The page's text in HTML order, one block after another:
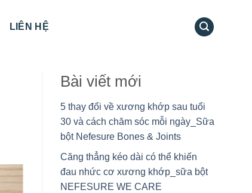
LIÊN HỆ
Bài viết mới
5 thay đổi về xương khớp sau tuổi
30 và cách chăm sóc mỗi ngày_Sữa
bột Nefesure Bones & Joints
Căng thẳng kéo dài có thể khiến
đau nhức cơ xương khớp_sữa bột
NEFESURE WE CARE